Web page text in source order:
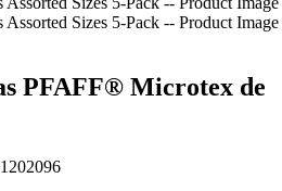
PFAFF® Microtex de